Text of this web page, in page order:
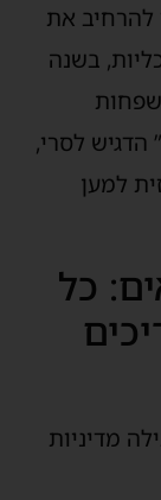
להרחיב את
בשנה
הדגיש לסרי,
למען
כל
מדיניות